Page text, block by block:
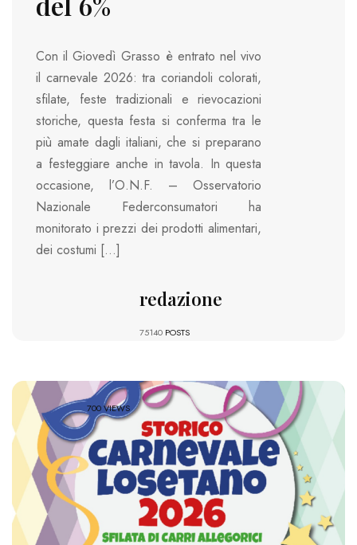
Con il Giovedì Grasso è entrato nel vivo
il carnevale 2026: tra coriandoli colorati,
sfilate, feste tradizionali e rievocazioni
storiche, questa festa si conferma tra le
più amate dagli italiani, che si preparano
a festeggiare anche in tavola. In questa
occasione, l’O.N.F. – Osservatorio
Nazionale Federconsumatori ha
monitorato i prezzi dei prodotti alimentari,
dei costumi […]
redazione
75140 POSTS
700 VIEWS